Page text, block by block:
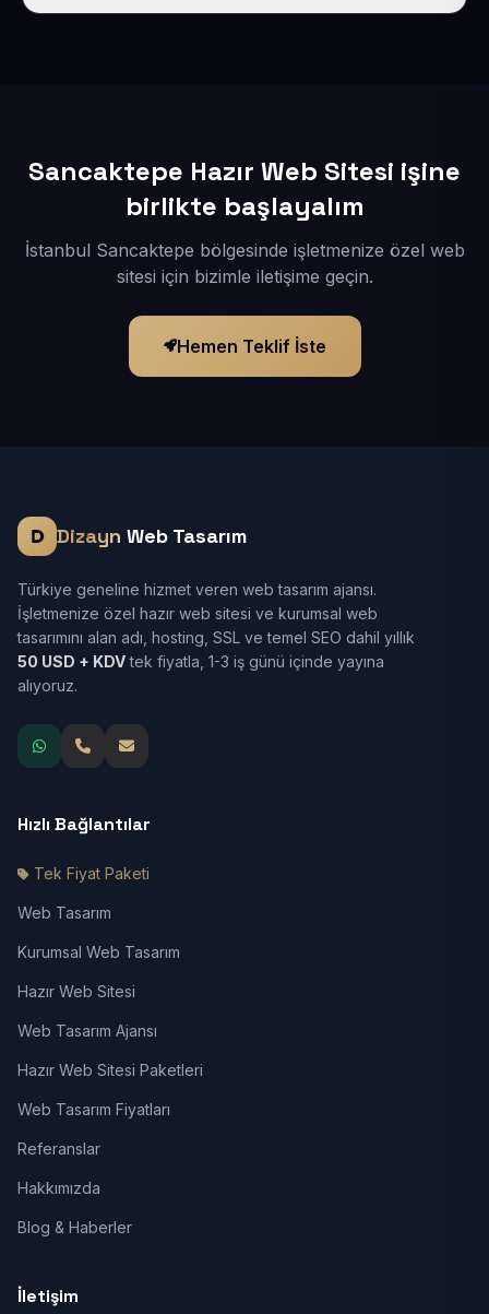
Sancaktepe Hazır Web Sitesi işine
birlikte başlayalım
İstanbul Sancaktepe bölgesinde işletmenize özel web
sitesi için bizimle iletişime geçin.
Hemen Teklif İste
Dizayn Web Tasarım
Türkiye geneline hizmet veren web tasarım ajansı.
İşletmenize özel hazır web sitesi ve kurumsal web
tasarımını alan adı, hosting, SSL ve temel SEO dahil yıllık
50 USD + KDVtek fiyatla, 1-3 iş günü içinde yayına
alıyoruz.
Hızlı Bağlantılar
Tek Fiyat Paketi
Web Tasarım
Kurumsal Web Tasarım
Hazır Web Sitesi
Web Tasarım Ajansı
Hazır Web Sitesi Paketleri
Web Tasarım Fiyatları
Referanslar
Hakkımızda
Blog & Haberler
İletişim